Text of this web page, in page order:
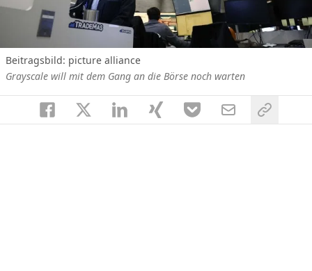
Beitragsbild: picture alliance
Grayscale will mit dem Gang an die Börse noch warten